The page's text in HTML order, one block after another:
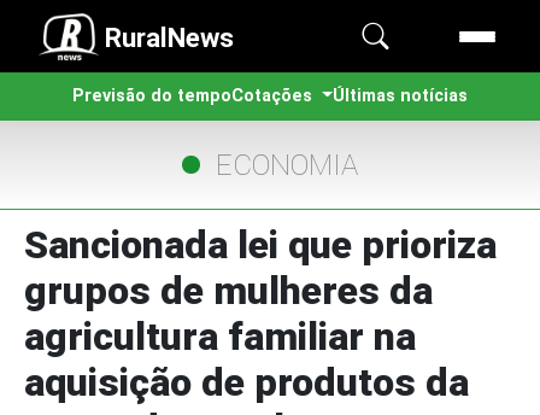
RuralNews
Previsão do tempoCotações Últimas notícias
ECONOMIA
Sancionada lei que prioriza
grupos de mulheres da
agricultura familiar na
aquisição de produtos da